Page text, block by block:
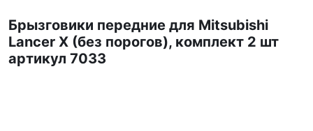
Брызговики передние для Mitsubishi
Lancer X (без порогов), комплект 2 шт
артикул 7033